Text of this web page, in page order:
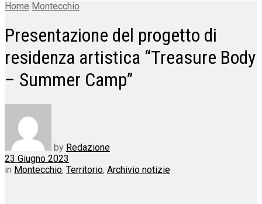
Home Montecchio
Presentazione del progetto di
residenza artistica “Treasure Body
– Summer Camp”
by Redazione
23 Giugno 2023
in Montecchio, Territorio, Archivio notizie